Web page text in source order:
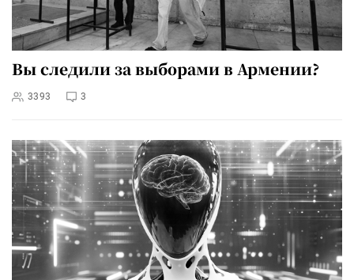
Вы следили за выборами в Армении?
3393 3